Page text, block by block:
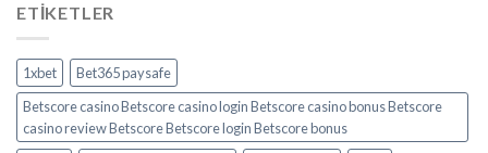
ETIKETLER
1xbet
Bet365 paysafe
Betscore casino Betscore casino login Betscore casino bonus Betscore
casino review Betscore Betscore login Betscore bonus